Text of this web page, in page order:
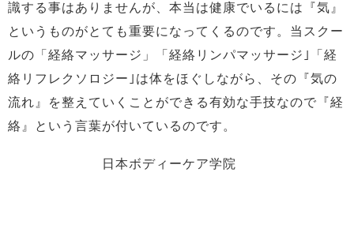
識する事はありませんが、本当は健康でいるには『気』
というものがとても重要になってくるのです。当スクー
ルの「経絡マッサージ」「経絡リンパマッサージ｣「経
絡リフレクソロジー｣は体をほぐしながら、その『気の
流れ』を整えていくことができる有効な手技なので『経
絡』という言葉が付いているのです。
日本ボディーケア学院